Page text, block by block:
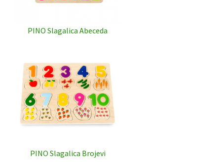
PINO Slagalica Abeceda
PINO Slagalica Brojevi